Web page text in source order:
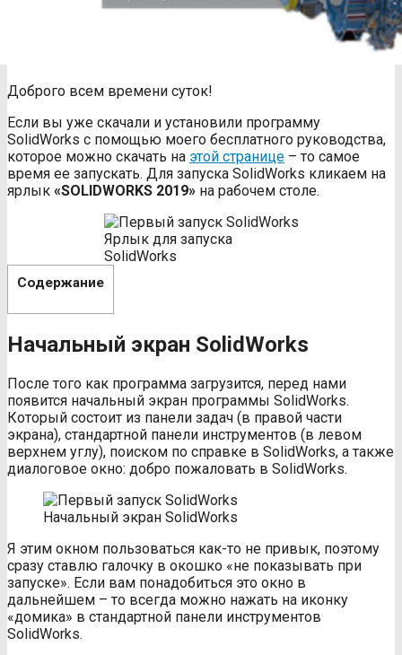
Доброго всем времени суток!
Если вы уже скачали и установили программу
SolidWorks с помощью моего бесплатного руководства,
которое можно скачать на этой странице – то самое
время ее запускать. Для запуска SolidWorks кликаем на
ярлык «SOLIDWORKS 2019» на рабочем столе.
Ярлык для запуска
SolidWorks
Содержание
Начальный экран SolidWorks
После того как программа загрузится, перед нами
появится начальный экран программы SolidWorks.
Который состоит из панели задач (в правой части
экрана), стандартной панели инструментов (в левом
верхнем углу), поиском по справке в SolidWorks, а также
диалоговое окно: добро пожаловать в SolidWorks.
Начальный экран SolidWorks
Я этим окном пользоваться как-то не привык, поэтому
сразу ставлю галочку в окошко «не показывать при
запуске». Если вам понадобиться это окно в
дальнейшем – то всегда можно нажать на иконку
«домика» в стандартной панели инструментов
SolidWorks.